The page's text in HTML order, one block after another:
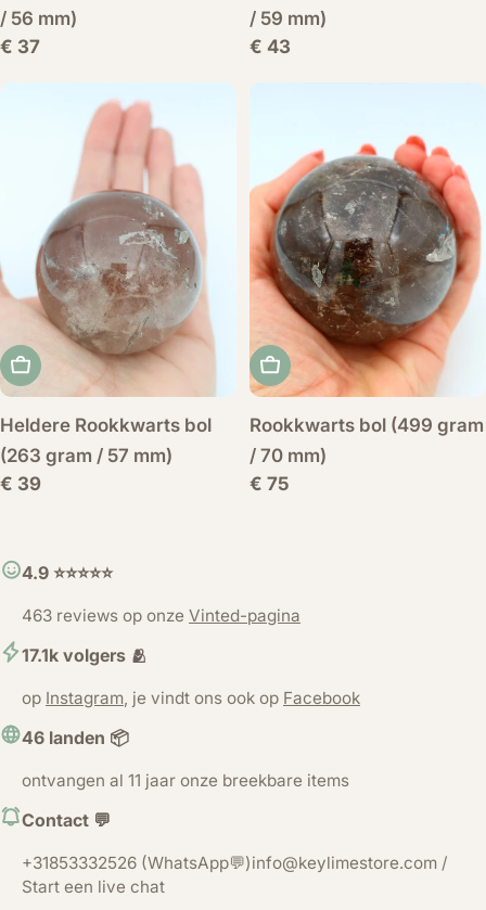
/ 56 mm)
Normale
€ 37
/ 59 mm)
Normale
€ 43
Voeg toe aan winkelwagen
Heldere Rookkwarts bol
(263 gram / 57 mm)
Normale
€ 39
Voeg toe aan
Rookkwarts bol (499 gram
/ 70 mm)
Normale
€ 75
4.9 ⭐️⭐️⭐️⭐️⭐️
463 reviews op onze Vinted-pagina
17.1k volgers 🫂
op Instagram , je vindt ons ook op Facebook
46 landen 📦
ontvangen al 11 jaar onze breekbare items
Contact 💬
+31853332526 (WhatsApp💬)info@keylimestore.com /
Start een live chat